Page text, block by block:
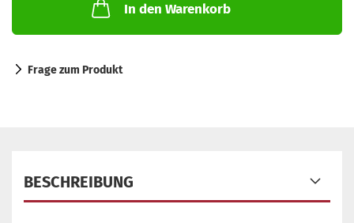
In den Warenkorb
Frage zum Produkt
BESCHREIBUNG